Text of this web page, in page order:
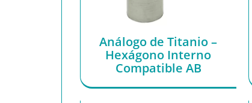
Análogo de Titanio –
Hexágono Interno
Compatible AB